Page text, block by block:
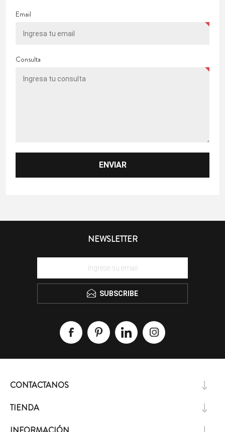
Email
Consulta
NEWSLETTER
SUBSCRIBE
CONTACTANOS
TIENDA